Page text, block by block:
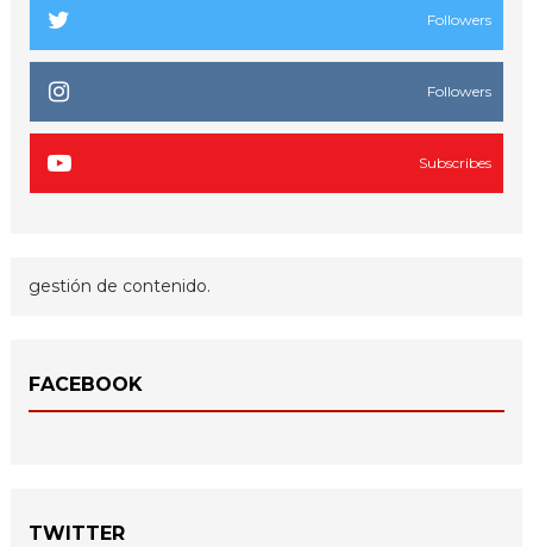
Followers
Followers
Subscribes
gestión de contenido.
FACEBOOK
TWITTER